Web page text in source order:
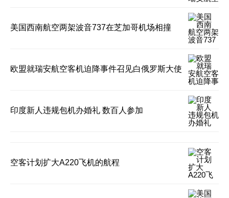
美国西南航空两架波音737在芝加哥机场相撞
欧盟就瑞安航空客机迫降事件召见白俄罗斯大使
印度新人违规包机办婚礼 数百人参加
空客计划扩大A220飞机的航程